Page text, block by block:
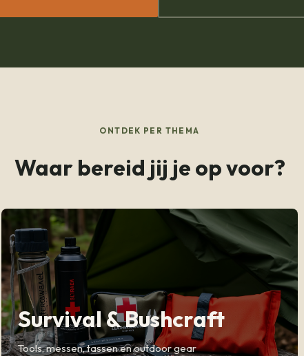
ONTDEK PER THEMA
Waar bereid jij je op voor?
Survival & Bushcraft
Tools, messen, tassen en outdoor gear